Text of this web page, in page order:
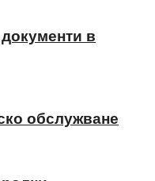
в
обслужване